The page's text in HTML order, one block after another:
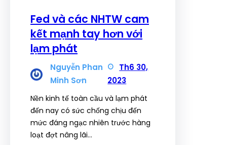
Fed và các NHTW cam
kết mạnh tay hơn với
lạm phát
Nguyễn Phan
Minh Sơn
Th6 30,
2023
Nền kinh tế toàn cầu và lạm phát
đến nay có sức chống chịu đến
mức đáng ngạc nhiên trước hàng
loạt đợt nâng lãi…